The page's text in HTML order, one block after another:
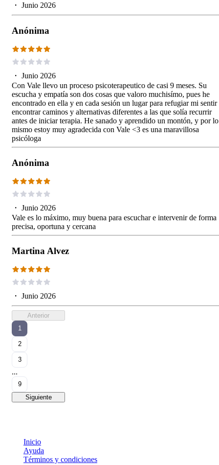
・ Junio 2026
Anónima
・ Junio 2026
Con Vale llevo un proceso psicoterapeutico de casi 9 meses. Su
escucha y empatía son dos cosas que valoro muchisímo, pues he
encontrado en ella y en cada sesión un lugar para refugiar mi sentir
encontrar caminos y alternativas diferentes a las que solía recurrir
antes de iniciar terapia. He sanado y aprendido un montón, y por lo
mismo estoy muy agradecida con Vale <3 es una maravillosa
psicóloga
Anónima
・ Junio 2026
Vale es lo máximo, muy buena para escuchar e intervenir de forma
precisa, oportuna y cercana
Martina Alvez
・ Junio 2026
Anterior
1
2
3
...
9
Siguiente
Inicio
Ayuda
Términos y condiciones